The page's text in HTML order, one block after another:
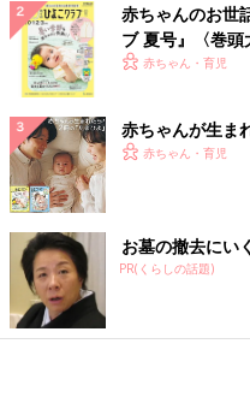
ジッパーバッグは、発売され
になる店舗が続出！ 入手困
ようやくゲット♪ 個包装のお
「たくさん入れてもマチ付き
能的にも満足。
デザイン性が高く、しっかり
オリティー。みんなが夢中に
ガラスジャー風だから
赤ちゃんのお世
ブ 夏号』〈巻
く！ おっぱい・
赤ちゃん・育児
赤ちゃんが生ま
赤ちゃん・育児
お墓の撤去にい
PR(くらしの話題)